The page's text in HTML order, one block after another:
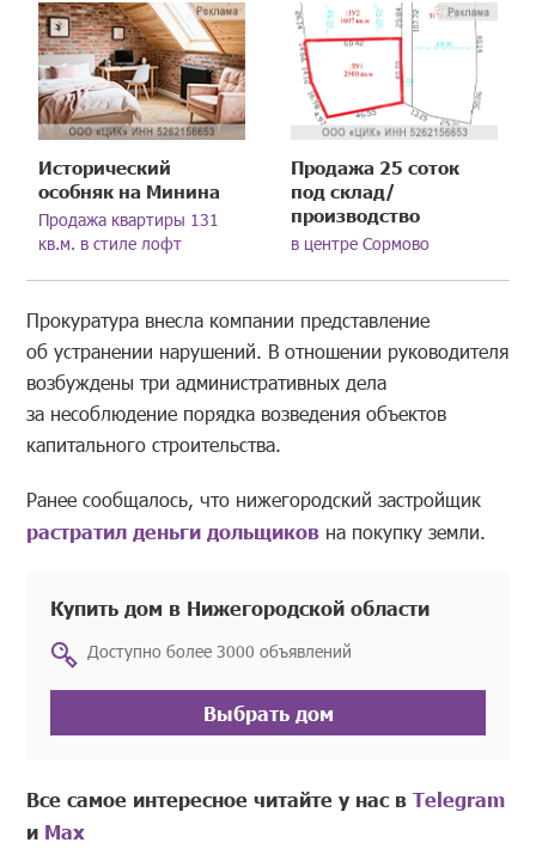
Исторический
особняк на Минина
Продажа квартиры 131
кв.м. в стиле лофт
Продажа 25 соток
под склад/
производство
в центре Сормово
Прокуратура внесла компании представление
об устранении нарушений. В отношении руководителя
возбуждены три административных дела
за несоблюдение порядка возведения объектов
капитального строительства.
Ранее сообщалось, что нижегородский застройщик
растратил деньги дольщиков на покупку земли.
Купить дом в Нижегородской области
Доступно более 3000 объявлений
Выбрать дом
Все самое интересное читайте у нас вTelegram
и Mах